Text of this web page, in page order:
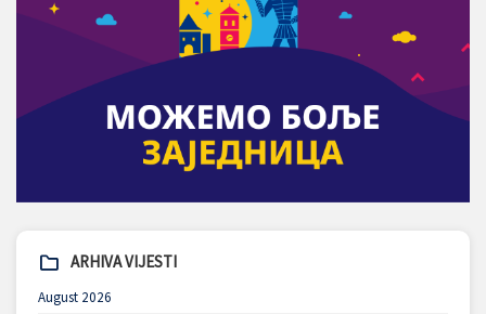
ARHIVA VIJESTI
August 2026